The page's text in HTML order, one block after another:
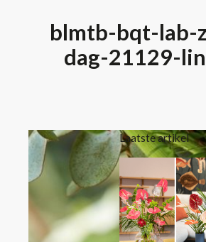
blmtb-bqt-lab-
dag-21129-
Laatste artikel